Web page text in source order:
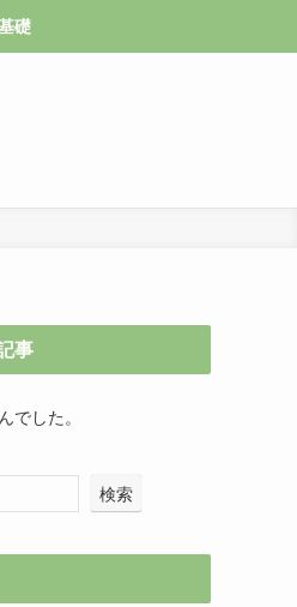
礎
事
でした。
検索